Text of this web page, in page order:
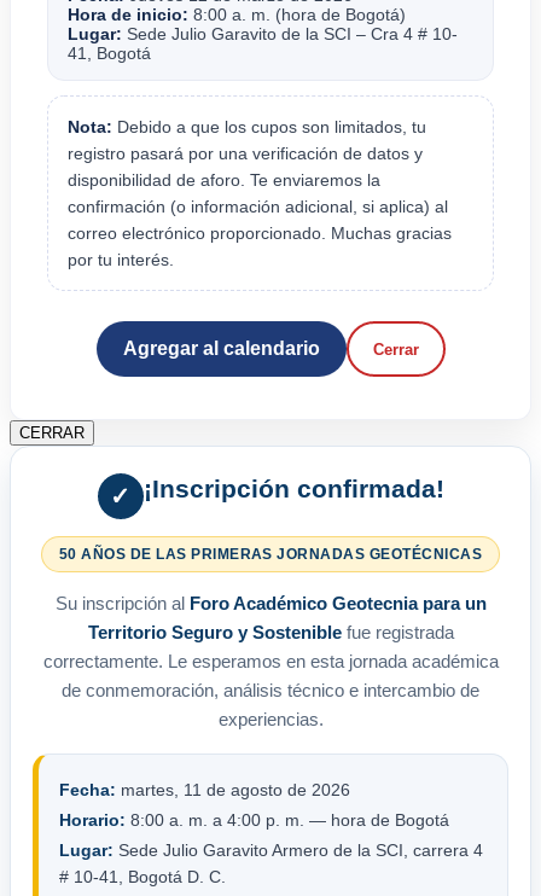
Hora de inicio: 8:00 a. m. (hora de Bogotá)
Lugar: Sede Julio Garavito de la SCI – Cra 4 # 10-
41, Bogotá
Nota: Debido a que los cupos son limitados, tu
registro pasará por una verificación de datos y
disponibilidad de aforo. Te enviaremos la
confirmación (o información adicional, si aplica) al
correo electrónico proporcionado. Muchas gracias
por tu interés.
Agregar al calendario Cerrar
CERRAR
✓ ¡Inscripción confirmada!
50 AÑOS DE LAS PRIMERAS JORNADAS GEOTÉCNICAS
Su inscripción al Foro Académico Geotecnia para un
Territorio Seguro y Sosteniblefue registrada
correctamente. Le esperamos en esta jornada académica
de conmemoración, análisis técnico e intercambio de
experiencias.
Fecha: martes, 11 de agosto de 2026
Horario: 8:00 a. m. a 4:00 p. m. — hora de Bogotá
Lugar: Sede Julio Garavito Armero de la SCI, carrera 4
# 10-41, Bogotá D. C.